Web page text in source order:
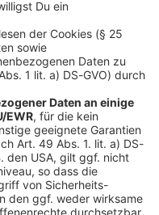
dpa:251212-930-414072/1